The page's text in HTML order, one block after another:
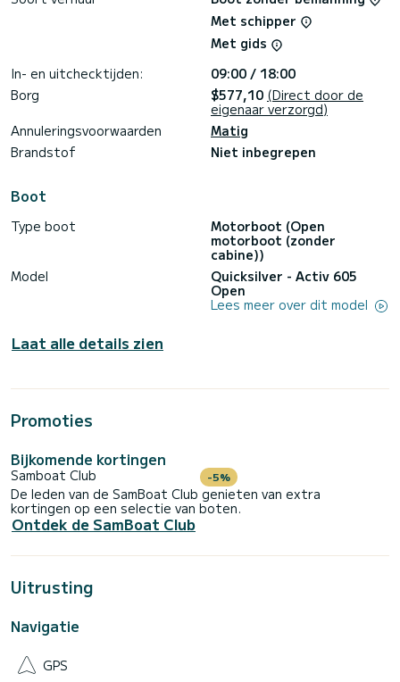
Met schipper
Met gids
In- en uitchecktijden:
09:00 / 18:00
Borg
$577,10 (Direct door de
eigenaar verzorgd)
Annuleringsvoorwaarden
Matig
Brandstof
Niet inbegrepen
Boot
Type boot
Motorboot (Open
motorboot (zonder
cabine))
Model
Quicksilver - Activ 605
Open
Lees meer over dit model
Laat alle details zien
Promoties
Bijkomende kortingen
Samboat Club -5%
De leden van de SamBoat Club genieten van extra
kortingen op een selectie van boten.
Ontdek de SamBoat Club
Uitrusting
Navigatie
GPS